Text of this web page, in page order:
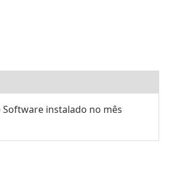
instalado no mês